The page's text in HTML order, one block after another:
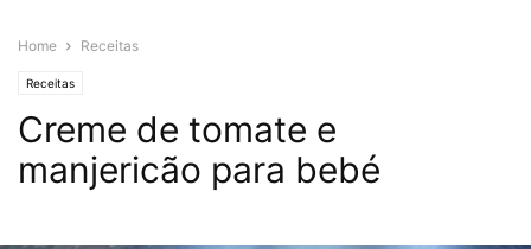
Home Receitas
Receitas
Creme de tomate e
manjericão para bebé